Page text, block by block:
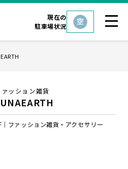
現在の
駐車場状況
ァッション雑貨
ファッション雑貨・アクセサリー